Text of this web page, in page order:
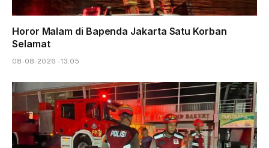
Horor Malam di Bapenda Jakarta Satu Korban
Selamat
08-08-2026 - 13.05